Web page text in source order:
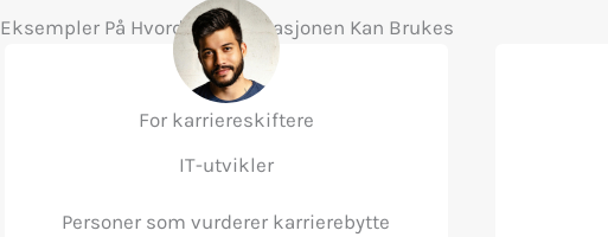
Eksempler På Hvordan Informasjonen Kan Brukes
For karriereskiftere
IT-utvikler
Personer som vurderer karrierebytte